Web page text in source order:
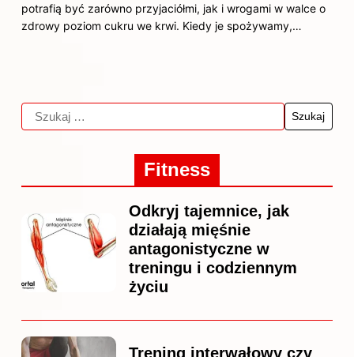
potrafią być zarówno przyjaciółmi, jak i wrogami w walce o
zdrowy poziom cukru we krwi. Kiedy je spożywamy,…
Fitness
Odkryj tajemnice, jak
działają mięśnie
antagonistyczne w
treningu i codziennym
życiu
Trening interwałowy czy